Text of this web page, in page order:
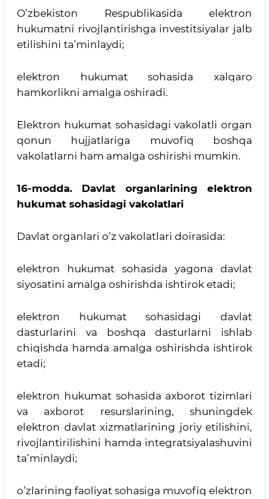
O’zbekiston Respublikasida elektron
hukumatni rivojlantirishga investitsiyalar jalb
etilishini ta’minlaydi;
elektron hukumat sohasida xalqaro
hamkorlikni amalga oshiradi.
Elektron hukumat sohasidagi vakolatli organ
qonun hujjatlariga muvofiq boshqa
vakolatlarni ham amalga oshirishi mumkin.
16-modda. Davlat organlarining elektron
hukumat sohasidagi vakolatlari
Davlat organlari o’z vakolatlari doirasida:
elektron hukumat sohasida yagona davlat
siyosatini amalga oshirishda ishtirok etadi;
elektron hukumat sohasidagi davlat
dasturlarini va boshqa dasturlarni ishlab
chiqishda hamda amalga oshirishda ishtirok
etadi;
elektron hukumat sohasida axborot tizimlari
va axborot resurslarining, shuningdek
elektron davlat xizmatlarining joriy etilishini,
rivojlantirilishini hamda integratsiyalashuvini
ta’minlaydi;
o’zlarining faoliyat sohasiga muvofiq elektron